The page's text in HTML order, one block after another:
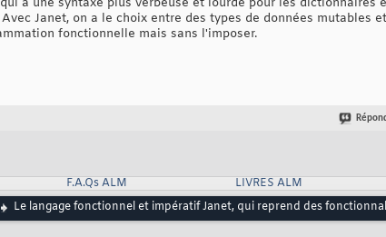
a une syntaxe plus verbeuse et lourde pour les dictionnaires
Janet, on a le choix entre des types de données mutables
fonctionnelle mais sans l'imposer.
F.A.Qs ALM
LIVRES ALM
Le langage fonctionnel et impératif Janet, qui reprend des